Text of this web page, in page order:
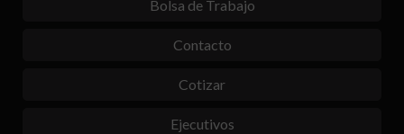
Bolsa de Trabajo
Contacto
Cotizar
Ejecutivos